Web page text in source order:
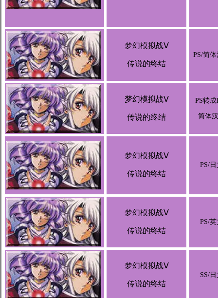
梦幻模拟战Ⅴ
传说的终结
PS/简
梦幻模拟战Ⅴ
传说的终结
PS转成
简体
梦幻模拟战Ⅴ
传说的终结
PS/
梦幻模拟战Ⅴ
传说的终结
PS/
梦幻模拟战Ⅴ
传说的终结
SS/